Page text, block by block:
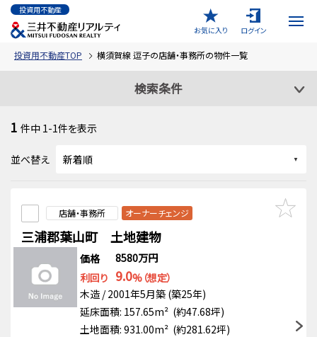
投資用不動産
お気に入り
ログイン
投資用不動産TOP 横須賀線 逗子の店舗・事務所の物件一覧
検索条件
1 件中 1-1件を表示
並べ替え
店舗・事務所 オーナーチェンジ
三浦郡葉山町 土地建物
価格
8580万円
利回り 9.0%（想定）
木造 / 2001年5月築 (築25年)
延床面積: 157.65m² (約47.68坪)
土地面積: 931.00m² (約281.62坪)